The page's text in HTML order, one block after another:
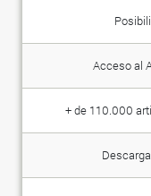
Acceso al
+ de 110.000